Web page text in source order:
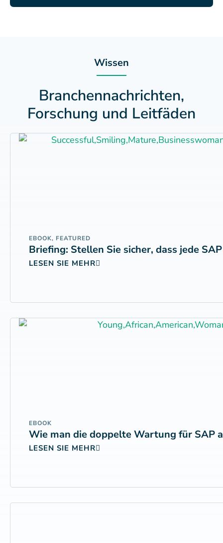
Wissen
Branchennachrichten,
Forschung und Leitfäden
EBOOK, FEATURED
Briefing: Stellen Sie sicher, dass jede
LESEN SIE MEHR
EBOOK
Wie man die doppelte Wartung für SAP
LESEN SIE MEHR